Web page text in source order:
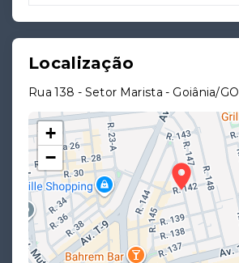
Localização
Rua 138 - Setor Marista - Goiânia/GO
+
−